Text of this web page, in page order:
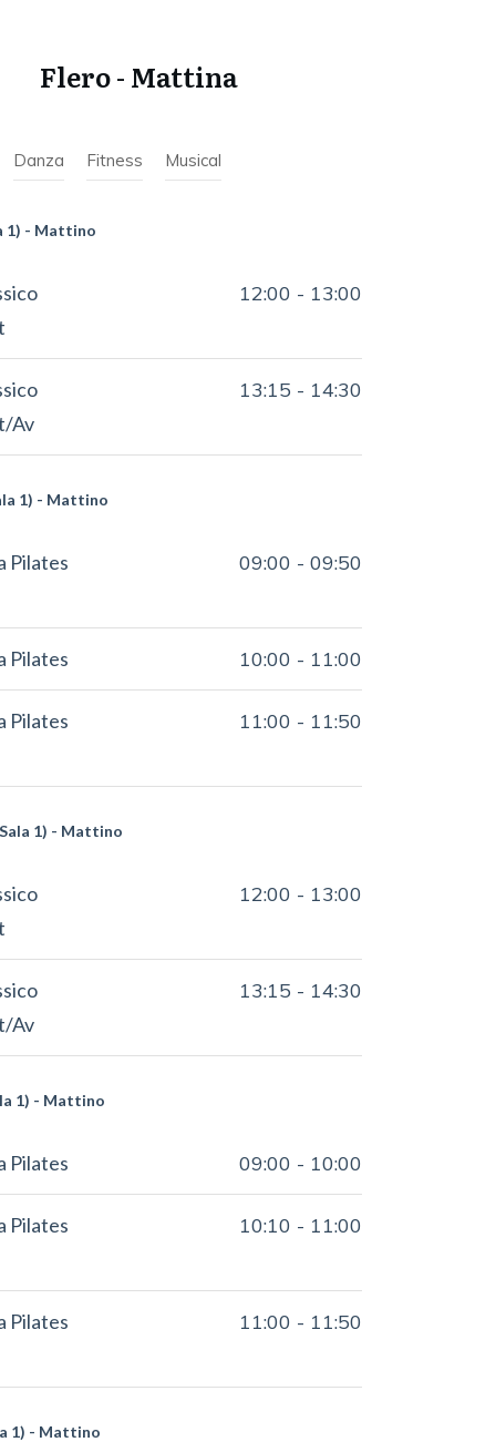
Flero - Mattina
Danza Fitness Musical
1) - Mattino
12:00 - 13:00
Av
13:15 - 14:30
1) - Mattino
Pilates 09:00 -09:50
Pilates 10:00 - 11:00
Pilates 11:00 - 11:50
1) - Mattino
12:00 - 13:00
Av
13:15 - 14:30
1) - Mattino
Pilates 09:00 - 10:00
Pilates 10:10 - 11:00
Pilates 11:00 - 11:50
1) - Mattino